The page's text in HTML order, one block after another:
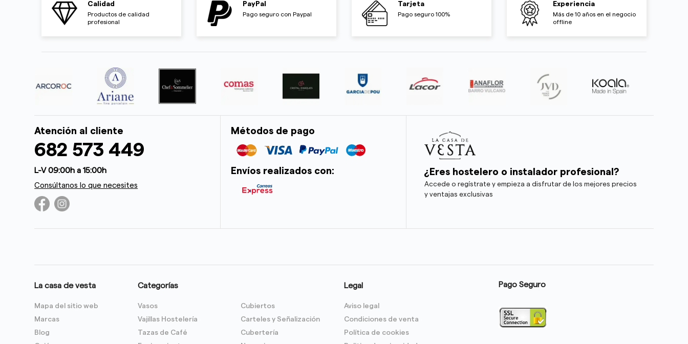
Calidad
Productos de calidad
profesional
PayPal
Pago seguro con Paypal
Tarjeta
Pago seguro 100%
Experiencia
Más de 10 años en el negocio
offline
Atención al cliente
682 573 449
L-V 09:00h a 15:00h
Consúltanos lo que necesites
Métodos de pago
Envíos realizados con: ¿Eres hostelero o instalador profesional?
Accede o regístrate y empieza a disfrutar de los mejores precios
y ventajas exclusivas
La casa de vesta
Mapa del sitio web
Marcas
Blog
Categorías
Vasos
Vajillas Hostelería
Tazas de Café
Cubiertos
Carteles y Señalización
Cubertería
Legal
Aviso legal
Condiciones de venta
Política de cookies
Pago Seguro